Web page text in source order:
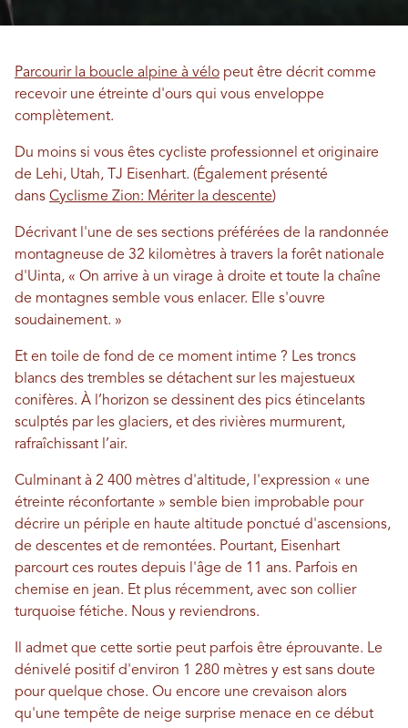
Parcourir la boucle alpine à vélo peut être décrit comme
recevoir une étreinte d'ours qui vous enveloppe
complètement.
Du moins si vous êtes cycliste professionnel et originaire
de Lehi, Utah, TJ Eisenhart. (Également présenté
dans Cyclisme Zion: Mériter la descente)
Décrivant l'une de ses sections préférées de la randonnée
montagneuse de 32 kilomètres à travers la forêt nationale
d'Uinta, « On arrive à un virage à droite et toute la chaîne
de montagnes semble vous enlacer. Elle s'ouvre
soudainement. »
Et en toile de fond de ce moment intime ? Les troncs
blancs des trembles se détachent sur les majestueux
conifères. À l’horizon se dessinent des pics étincelants
sculptés par les glaciers, et des rivières murmurent,
rafraîchissant l’air.
Culminant à 2 400 mètres d'altitude, l'expression « une
étreinte réconfortante » semble bien improbable pour
décrire un périple en haute altitude ponctué d'ascensions,
de descentes et de remontées. Pourtant, Eisenhart
parcourt ces routes depuis l'âge de 11 ans. Parfois en
chemise en jean. Et plus récemment, avec son collier
turquoise fétiche. Nous y reviendrons.
Il admet que cette sortie peut parfois être éprouvante. Le
dénivelé positif d'environ 1 280 mètres y est sans doute
pour quelque chose. Ou encore une crevaison alors
qu'une tempête de neige surprise menace en ce début